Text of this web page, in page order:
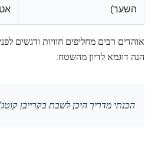
השער)
אוהדים רבים מחליפים חוויות ודגשים
הנה דוגמא לדיון מהשטח:
הכנתי מדריך היכן לשבת בקרייבן קוטג'